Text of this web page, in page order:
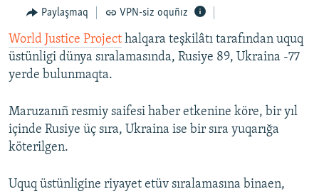
İNSAN AQLARI
VİDEO
SÜRET
FİKİR
Русский
Українською
Paylaşmaq VPN-siz oquñız
World Justice Project halqara teşkilâtı tarafından uquq
üstünligi dünya sıralamasında, Rusiye 89, Ukraina -77
yerde bulunmaqta.
Maruzanıñ resmiy saifesi haber etkenine köre, bir yıl
içinde Rusiye üç sıra, Ukraina ise bir sıra yuqarığa
köterilgen.
Uquq üstünligine riyayet etüv sıralamasına binaen,